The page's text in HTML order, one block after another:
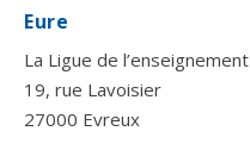
Eure
La Ligue de l’enseignement
19, rue Lavoisier
27000 Evreux